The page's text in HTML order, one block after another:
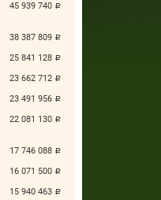
45 939 740 руб.
38 387 809 руб.
25 841 128 руб.
23 662 712 руб.
23 491 956 руб.
22 081 130 руб.
17 746 088 руб.
16 071 500 руб.
15 940 463 руб.